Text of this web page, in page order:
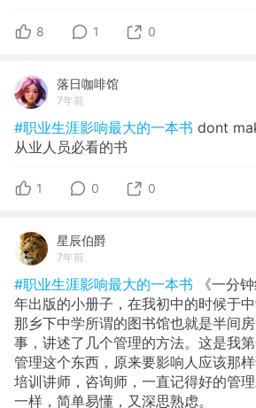
8 1 0
落日咖啡馆
7年前
#职业生涯影响最大的一本书 dont
从业人员必看的书
1 0 0
星辰伯爵
7年前
#职业生涯影响最大的一本书
《一分
年出版的小册子，在我初中的时候于
那乡下中学所谓的图书馆也就是半间
事，讲述了几个管理的方法。这是我
管理这个东西，原来要影响人应该那
培训讲师，咨询师，一直记得好的管
一样，简单易懂，又深思熟虑。